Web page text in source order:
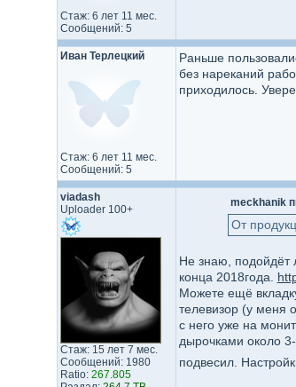
Стаж: 6 лет 11 мес.
Сообщений: 5
Иван Терлецкий
Стаж: 6 лет 11 мес.
Сообщений: 5
Раньше
без нареканий
приходилось.
viadash
Uploader 100+
Стаж: 15 лет 7 мес.
Сообщений: 1980
Ratio: 267.805
meckhanik
От
Не знаю, подойдёт
конца 2018года.
Можете ещё
телевизор (у меня
с него уже на
дырочками около
подвесил.